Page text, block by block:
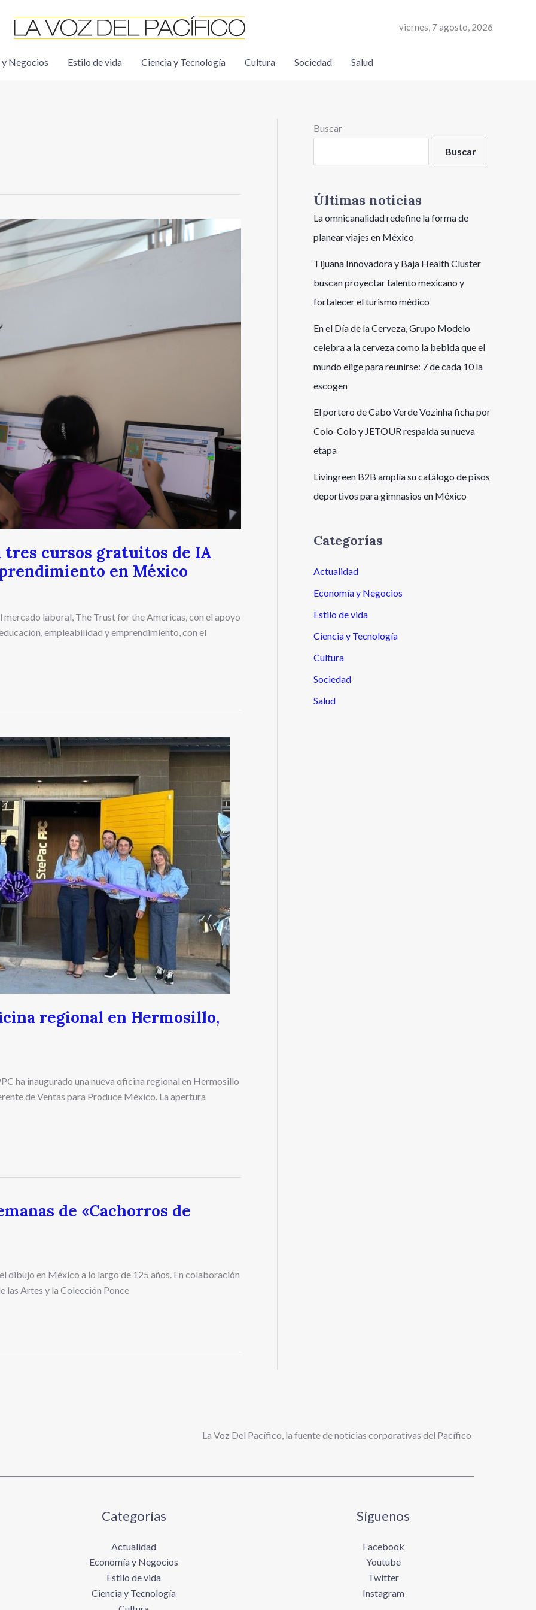
viernes, 7 agosto, 2026
y Negocios Estilo de vida Ciencia y Tecnología Cultura Sociedad Salud
cursos gratuitos de IA
en México
laboral, The Trust for the Americas, con el apoyo
empleabilidad y emprendimiento, con el
regional en Hermosillo,
ha inaugurado una nueva oficina regional en Hermosillo
de Ventas para Produce México. La apertura
de «Cachorros de
dibujo en México a lo largo de 125 años. En colaboración
las Artes y la Colección Ponce
Buscar
Buscar
Últimas noticias
La omnicanalidad redefine la forma de
planear viajes en México
Tijuana Innovadora y Baja Health Cluster
buscan proyectar talento mexicano y
fortalecer el turismo médico
En el Día de la Cerveza, Grupo Modelo
celebra a la cerveza como la bebida que el
mundo elige para reunirse: 7 de cada 10 la
escogen
El portero de Cabo Verde Vozinha ficha por
Colo-Colo y JETOUR respalda su nueva
etapa
Livingreen B2B amplía su catálogo de pisos
deportivos para gimnasios en México
Categorías
Actualidad
Economía y Negocios
Estilo de vida
Ciencia y Tecnología
Cultura
Sociedad
Salud
La Voz Del Pacífico, la fuente de noticias corporativas del Pacífico
Categorías
Actualidad
Economía y Negocios
Estilo de vida
Ciencia y Tecnología
Síguenos
Facebook
Youtube
Twitter
Instagram